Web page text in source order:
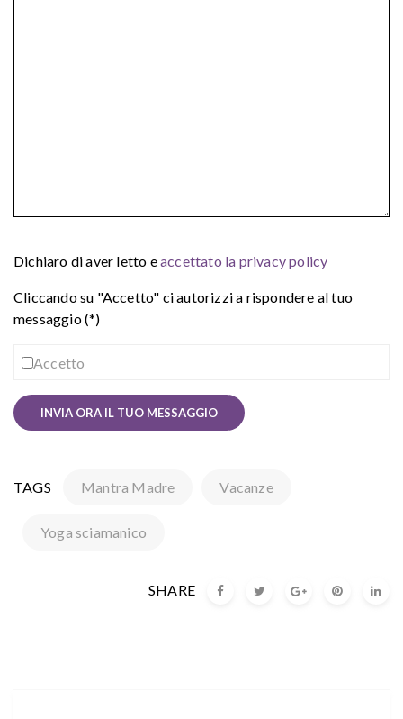
Dichiaro di aver letto eaccettato la privacy policy
Cliccando su "Accetto" ci autorizzi a rispondere al tuo
messaggio (*)
Accetto
TAGS Mantra Madre Vacanze
Yoga sciamanico
SHARE